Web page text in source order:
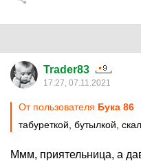
Trader83
17:27, 07.11.2021
От пользователя Бука 86
табуреткой, бутылкой,
Ммм, приятельница, а